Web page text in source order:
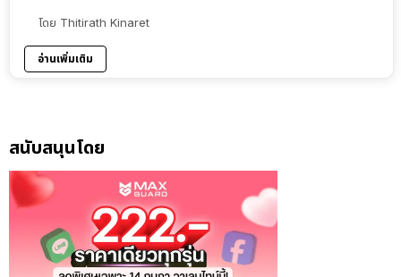
โดย Thitirath Kinaret
อ่านเพิ่มเติม
สนับสนุนโดย